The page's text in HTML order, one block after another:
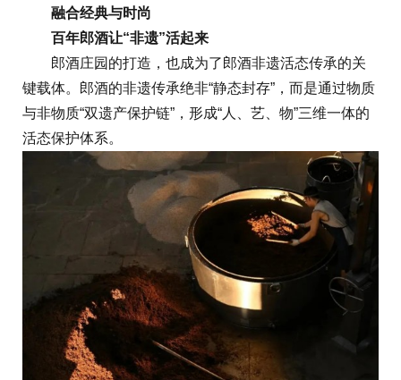
融合经典与时尚
百年郎酒让“非遗”活起来
郎酒庄园的打造，也成为了郎酒非遗活态传承的关
键载体。郎酒的非遗传承绝非“静态封存”，而是通过物质
与非物质“双遗产保护链”，形成“人、艺、物”三维一体的
活态保护体系。